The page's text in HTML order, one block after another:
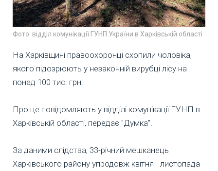
Фото: відділ комунікації ГУНП України в Харківській області
На Харківщині правоохоронці схопили чоловіка,
якого підозрюють у незаконній вирубці лісу на
понад 100 тис. грн.
Про це повідомляють у відділі комунікації ГУНП в
Харківській області, передає "Думка".
За даними слідства, 33-річний мешканець
Харківського району упродовж квітня - листопада